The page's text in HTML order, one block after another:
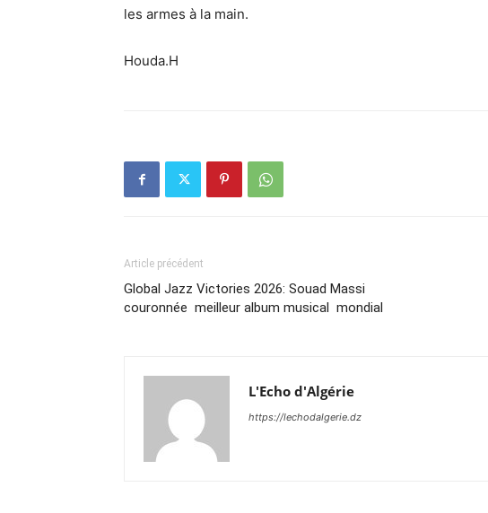
les armes à la main.
Houda.H
Article précédent
Global Jazz Victories 2026: Souad Massi
couronnée meilleur album musical mondial
L'Echo d'Algérie
https://lechodalgerie.dz